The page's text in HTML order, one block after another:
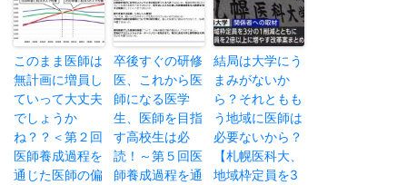
このまま医師は
無計画に増員し
ていって大丈夫
でしょうか
ね？？＜第２回
医師養成過程を
通じた医師の偏
卒後すぐの研修
医、これから医
師になる医学
生、医師を目指
す高校生は必
読！～第５回医
師養成過程を通
結局は大学にう
まみがないか
ら？それともも
う地域に医師は
必要ないから？
【札幌医科大、
地域枠定員を3